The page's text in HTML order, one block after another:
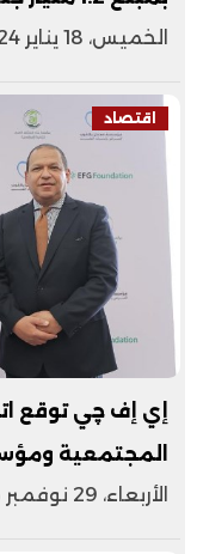
الخميس، 18 يناير 2024 04:15 م
اقتصاد
المجتمعية
الأربعاء، 29 نوفمبر 2023 02:39 م